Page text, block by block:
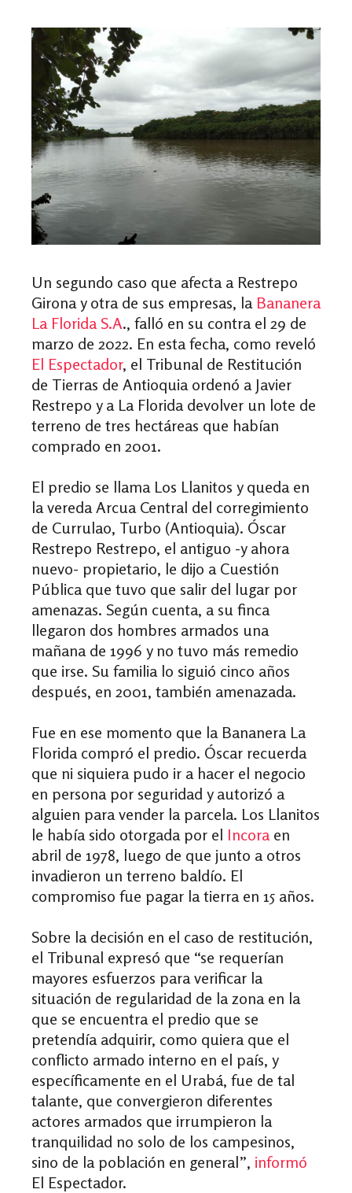
Un segundo caso que afecta a Restrepo
Girona y otra de sus empresas, la Bananera
La Florida S.A., falló en su contra el 29 de
marzo de 2022. En esta fecha, como reveló
El Espectador, el Tribunal de Restitución
de Tierras de Antioquia ordenó a Javier
Restrepo y a La Florida devolver un lote de
terreno de tres hectáreas que habían
comprado en 2001.
El predio se llama Los Llanitos y queda en
la vereda Arcua Central del corregimiento
de Currulao, Turbo (Antioquia). Óscar
Restrepo Restrepo, el antiguo -y ahora
nuevo- propietario, le dijo a Cuestión
Pública que tuvo que salir del lugar por
amenazas. Según cuenta, a su finca
llegaron dos hombres armados una
mañana de 1996 y no tuvo más remedio
que irse. Su familia lo siguió cinco años
después, en 2001, también amenazada.
Fue en ese momento que la Bananera La
Florida compró el predio. Óscar recuerda
que ni siquiera pudo ir a hacer el negocio
en persona por seguridad y autorizó a
alguien para vender la parcela. Los Llanitos
le había sido otorgada por el Incoraen
abril de 1978, luego de que junto a otros
invadieron un terreno baldío. El
compromiso fue pagar la tierra en 15 años.
Sobre la decisión en el caso de restitución,
el Tribunal expresó que “se requerían
mayores esfuerzos para verificar la
situación de regularidad de la zona en la
que se encuentra el predio que se
pretendía adquirir, como quiera que el
conflicto armado interno en el país, y
específicamente en el Urabá, fue de tal
talante, que convergieron diferentes
actores armados que irrumpieron la
tranquilidad no solo de los campesinos,
sino de la población en general”, informó
El Espectador.